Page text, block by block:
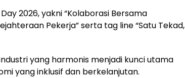
2026, yakni “Kolaborasi Bersama
Pekerja” serta tag line “Satu Tekad,
yang harmonis menjadi kunci utama
yang inklusif dan berkelanjutan.